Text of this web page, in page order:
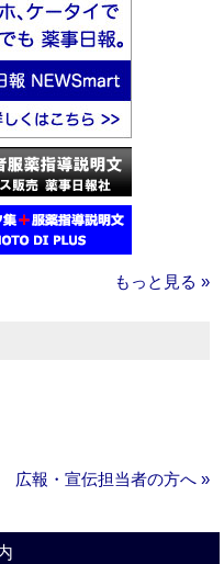
もっと見る »
広報・宣伝担当者の方へ »